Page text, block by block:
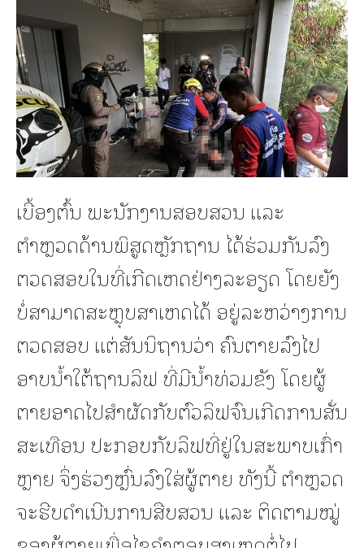
ເບື້ອງຕົ້ນ ພະນັກງານສອບສວນ ແລະ
ຕຳຫຼວດດ້ານພິສູດຫຼັກຖານ ໄດ້ຮ່ວມກັນລົງ
ຕວດສອບໃນທີ່ເກີດເຫດຢ່າງລະອຽດ ໂດຍຍັງ
ບໍ່ສາມາດສະຫຼຸບສາເຫດໄດ້ ອຍູ່ລະຫວ່າງການ
ຕວດສອບ ແຕ່ສັນນິຖານວ່າ ຄົນຕາຍລົງໄປ
ອາບນ້ຳໃຕ້ຖານລິຟ ທີ່ມີນ້ຳທ່ວມຂັງ ໂດຍຜູ້
ຕາຍອາດໄປສຳຜັດກັບຕົວລິຟຈົນເກີດການສັ່ນ
ສະເທືອນ ປະກອບກັບລິຟທີ່ຢູ່ໃນສະພາບເກົ່າ
ຫຼາຍ ຈຶ່ງຮ່ວງຫຼົ່ນລົງໃສ່ຜູ້ຕາຍ ທັງນີ້ ຕຳຫຼວດ
ຈະຮີບດຳເນີນການສືບສວນ ແລະ ຕິດຕາມໝູ່